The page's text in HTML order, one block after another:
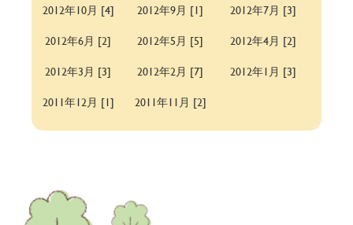
2012年10月 [4]
2012年9月 [1]
2012年7月 [3]
2012年6月 [2]
2012年5月 [5]
2012年4月 [2]
2012年3月 [3]
2012年2月 [7]
2012年1月 [3]
2011年12月 [1]
2011年11月 [2]